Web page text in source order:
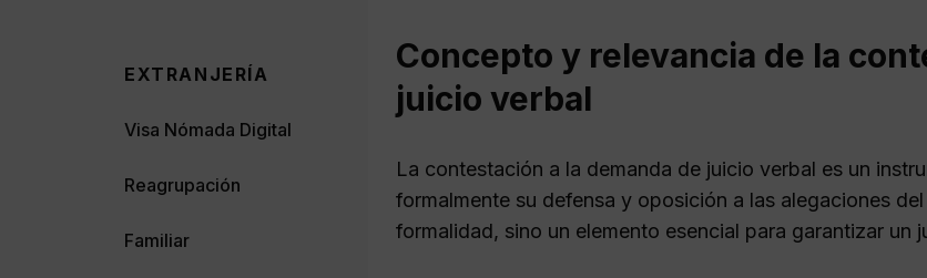
Concepto y relevancia de la
juicio verbal
La contestación a la demanda de juicio verbal es un
formalmente su defensa y oposición a las alegaciones
formalidad, sino un elemento esencial para garantizar un
EXTRANJERÍA
Visa Nómada Digital
Reagrupación
Familiar